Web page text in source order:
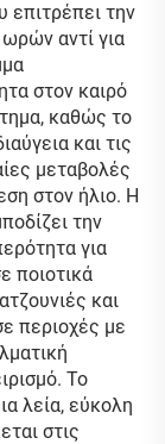
την
αντί για
στον καιρό
καθώς το
και τις
μεταβολές
στον ήλιο. Η
την
για
ποιοτικά
και
περιοχές με
Το
λεία, εύκολη
στις